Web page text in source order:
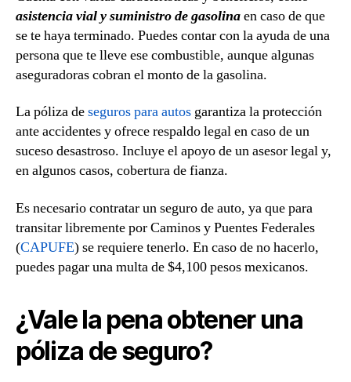
asistencia vial y suministro de gasolinaen caso de que
se te haya terminado. Puedes contar con la ayuda de una
persona que te lleve ese combustible, aunque algunas
aseguradoras cobran el monto de la gasolina.
La póliza deseguros para autos garantiza la protección
ante accidentes y ofrece respaldo legal en caso de un
suceso desastroso. Incluye el apoyo de un asesor legal y,
en algunos casos, cobertura de fianza.
Es necesario contratar un seguro de auto, ya que para
transitar libremente por Caminos y Puentes Federales
(CAPUFE) se requiere tenerlo. En caso de no hacerlo,
puedes pagar una multa de $4,100 pesos mexicanos.
¿Vale la pena obtener una
póliza de seguro?